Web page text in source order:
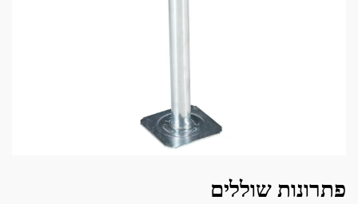
פתרונות שוללים